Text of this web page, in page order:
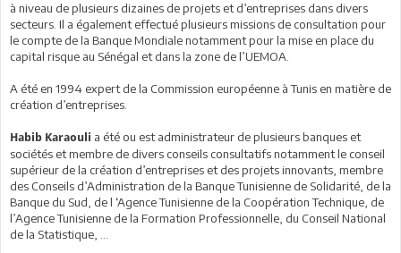
à niveau de plusieurs dizaines de projets et d’entreprises dans divers
secteurs. Il a également effectué plusieurs missions de consultation pour
le compte de la Banque Mondiale notamment pour la mise en place du
capital risque au Sénégal et dans la zone de l’UEMOA.
A été en 1994 expert de la Commission européenne à Tunis en matière de
création d’entreprises.
Habib Karaouli a été ou est administrateur de plusieurs banques et
sociétés et membre de divers conseils consultatifs notamment le conseil
supérieur de la création d’entreprises et des projets innovants, membre
des Conseils d’Administration de la Banque Tunisienne de Solidarité, de la
Banque du Sud, de l ‘Agence Tunisienne de la Coopération Technique, de
l’Agence Tunisienne de la Formation Professionnelle, du Conseil National
de la Statistique, …